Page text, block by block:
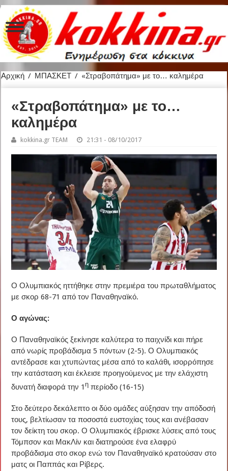
Αρχική / ΜΠΑΣΚΕΤ / «Στραβοπάτημα» με το… καλημέρα
«Στραβοπάτημα» με το…
καλημέρα
kokkina.gr TEAM 21:31 - 08/10/2017
Ο Ολυμπιακός ηττήθηκε στην πρεμιέρα του πρωταθλήματος
με σκορ 68-71 από τον Παναθηναϊκό.
Ο αγώνας:
Ο Παναθηναϊκός ξεκίνησε καλύτερα το παιχνίδι και πήρε
από νωρίς προβάδισμα 5 πόντων (2-5). Ο Ολυμπιακός
αντέδρασε και χτυπώντας μέσα από το καλάθι, ισορρόπησε
την κατάσταση και έκλεισε προηγούμενος με την ελάχιστη
δυνατή διαφορά την 1η περίοδο (16-15)
Στο δεύτερο δεκάλεπτο οι δύο ομάδες αύξησαν την απόδοσή
τους, βελτίωσαν τα ποσοστά ευστοχίας τους και ανέβασαν
τον δείκτη του σκορ. Ο Ολυμπιακός έβρισκε λύσεις από τους
Τόμπσον και ΜακΛίν και διατηρούσε ένα ελαφρύ
προβάδισμα στο σκορ ενώ τον Παναθηναϊκό κρατούσαν στο
ματς οι Παππάς και Ρίβερς.